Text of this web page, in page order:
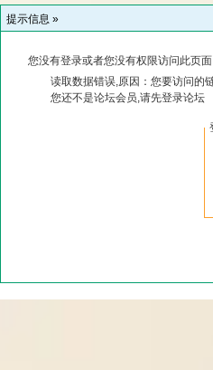
提示信息 »
您没有登录或者您没有权限访问此页
读取数据错误,原因：您要访问的
您还不是论坛会员,请先登录论坛